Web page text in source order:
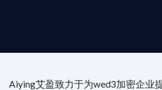
Aiying艾盈致力于为wed3加密企业